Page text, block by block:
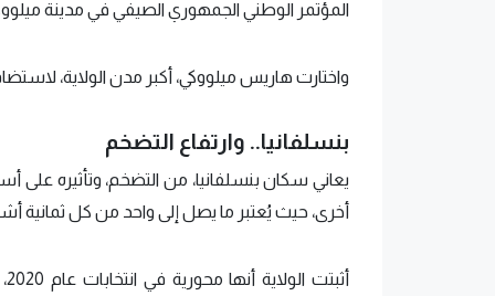
المؤتمر الوطني الجمهوري الصيفي في مدينة
واختارت هاريس ميلووكي، أكبر مدن الولاية،
بنسلفانيا.. وارتفاع التضخم
يعاني سكان بنسلفانيا، من التضخم، وتأثيره على
أخرى، حيث يُعتبر ما يصل إلى واحد من كل ثمانية